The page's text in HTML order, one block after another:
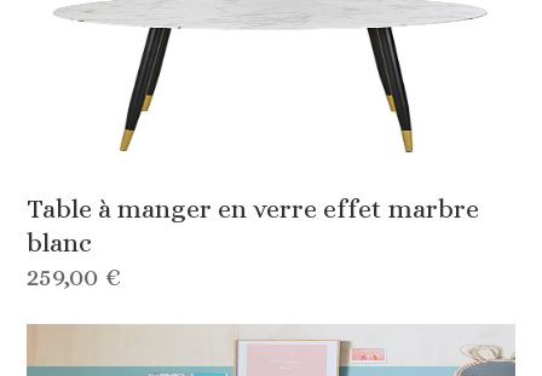
Table à manger en verre effet marbre
blanc
259,00 €